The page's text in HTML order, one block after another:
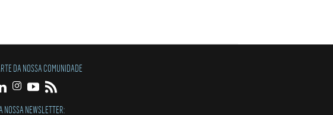
DA NOSSA COMUNIDADE
NOSSA NEWSLETTER: